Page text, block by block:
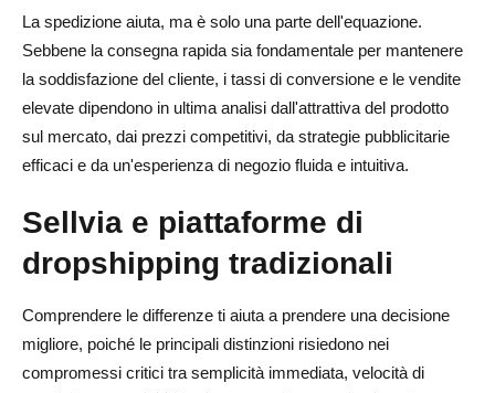
La spedizione aiuta, ma è solo una parte dell'equazione.
Sebbene la consegna rapida sia fondamentale per mantenere
la soddisfazione del cliente, i tassi di conversione e le vendite
elevate dipendono in ultima analisi dall'attrattiva del prodotto
sul mercato, dai prezzi competitivi, da strategie pubblicitarie
efficaci e da un'esperienza di negozio fluida e intuitiva.
Sellvia e piattaforme di
dropshipping tradizionali
Comprendere le differenze ti aiuta a prendere una decisione
migliore, poiché le principali distinzioni risiedono nei
compromessi critici tra semplicità immediata, velocità di